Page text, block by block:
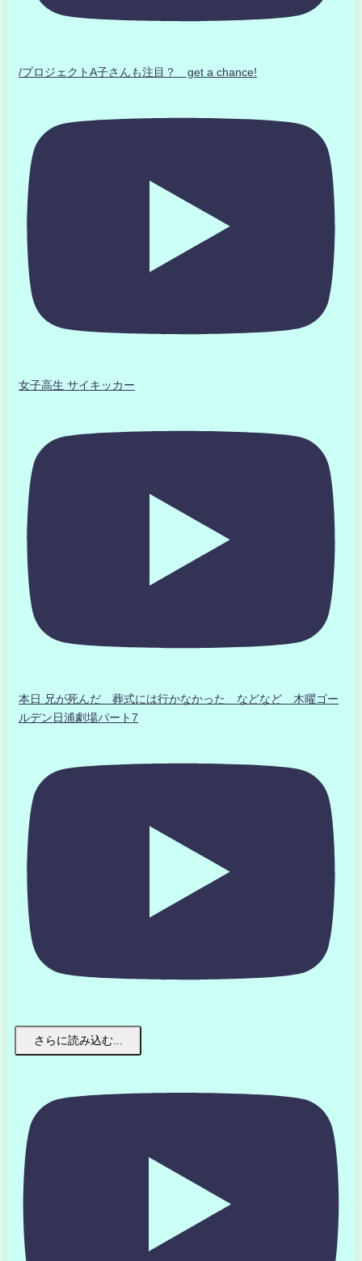
/プロジェクトA子さんも注目？ get a chance!
女子高生 サイキッカー
本日 兄が死んだ 葬式には行かなかった などなど 木曜ゴー
ルデン日浦劇場パート7
さらに読み込む...